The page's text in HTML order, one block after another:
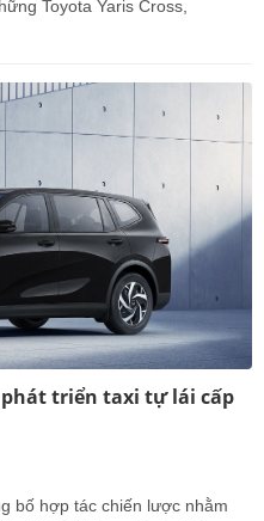
Toyota Yaris Cross,
phát triển taxi tự lái cấp
bố hợp tác chiến lược nhằm